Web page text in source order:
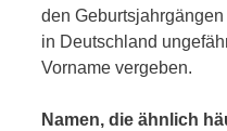
den
in Deutschland
Vorname vergeben.
Namen, die ähnlich